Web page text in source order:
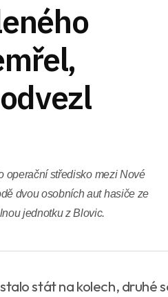
operační středisko mezi Nové
dvou osobních aut hasiče ze
jednotku z Blovic.
stát na kolech, druhé